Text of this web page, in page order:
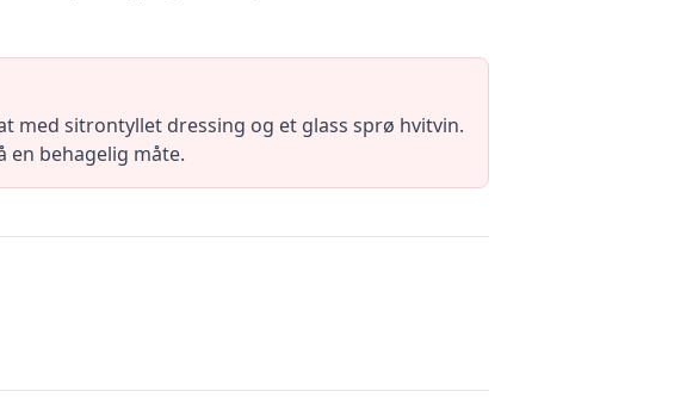
med sitrontyllet dressing og et glass sprø hvitvin.
en behagelig måte.